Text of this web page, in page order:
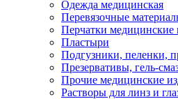
Одежда медицинская
Перевязочные
Перчатки медицинские
Пластыри
Подгузники, пеленки,
Презервативы, гель-
Прочие медицинские
Растворы для линз и